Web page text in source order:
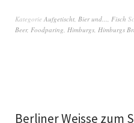
Kategorie Aufgetischt, Bier und..., Fisch
Beer, Foodparing, Himburgs, Himburgs
Berliner Weisse zum